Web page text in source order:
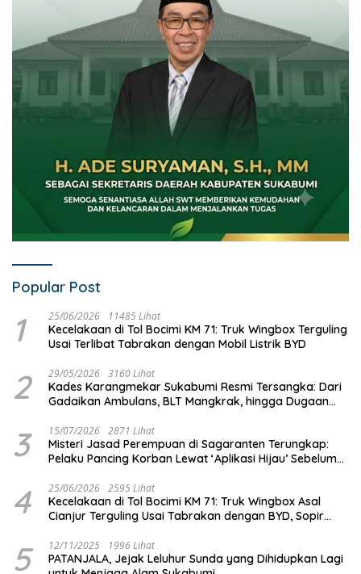
Popular Post
1 25/06/2026 11485 Lihat
Kecelakaan di Tol Bocimi KM 71: Truk Wingbox Terguling
Usai Terlibat Tabrakan dengan Mobil Listrik BYD
2 29/05/2026 3160 Lihat
Kades Karangmekar Sukabumi Resmi Tersangka: Dari
Gadaikan Ambulans, BLT Mangkrak, hingga Dugaan
3 15/07/2026 2871 Lihat
Misteri Jasad Perempuan di Sagaranten Terungkap:
Pelaku Pancing Korban Lewat ‘Aplikasi Hijau’ Sebelum
4 25/06/2026 2595 Lihat
Kecelakaan di Tol Bocimi KM 71: Truk Wingbox Asal
Cianjur Terguling Usai Tabrakan dengan BYD, Sopir
5 12/11/2025 1996 Lihat
PATANJALA, Jejak Leluhur Sunda yang Dihidupkan Lagi